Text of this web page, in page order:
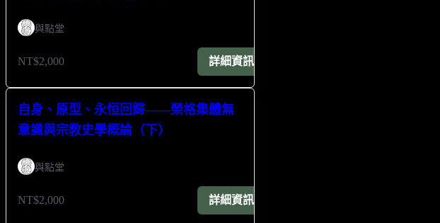
與點堂
NT$2,000 詳細資訊
自身、原型、永恒回歸——榮格集體無
意識與宗教史學概論（下）
與點堂
NT$2,000 詳細資訊